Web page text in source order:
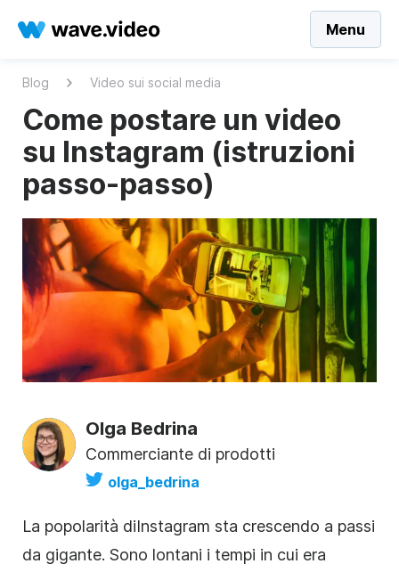
Menu
Blog Video sui social media
Come postare un video
su Instagram (istruzioni
passo-passo)
Olga Bedrina
Commerciante di prodotti
olga_bedrina
La popolarità diInstagram sta crescendo a passi
da gigante. Sono lontani i tempi in cui era